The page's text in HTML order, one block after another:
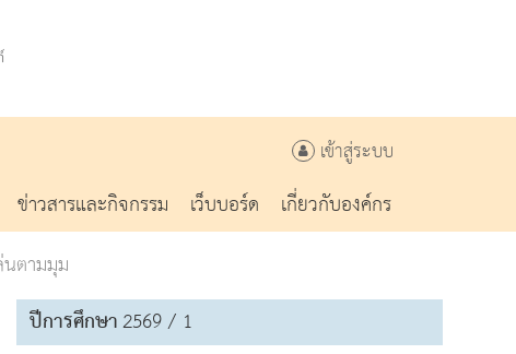
เข้าสู่ระบบ
ข่าวสารและกิจกรรม เว็บบอร์ด
เกี่ยวกับองค์กร
ตามมุม
ปีการศึกษา2569 / 1